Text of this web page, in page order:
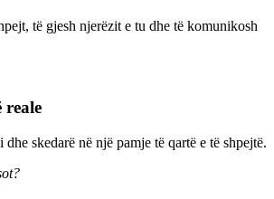
të gjesh njerëzit e tu dhe të komunikosh
reale
skedarë në një pamje të qartë e të shpejtë.